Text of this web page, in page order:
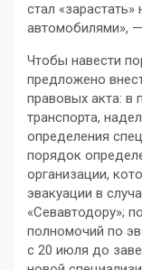
стал
автомобилями»,
Чтобы навести
предложено
правовых акта: в
транспорта,
определения
порядок
организации,
эвакуации в
«Севавтодору»;
полномочий по
с 20 июля до